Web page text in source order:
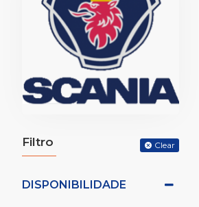
Filtro Clear
DISPONIBILIDADE